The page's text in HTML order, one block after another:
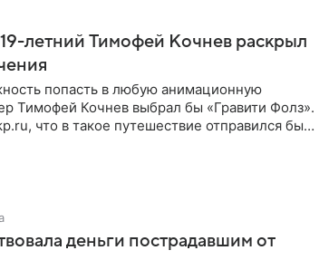
летний Тимофей Кочнев раскрыл
попасть в любую анимационную
Тимофей Кочнев выбрал бы «Гравити Фолз».
что в такое путешествие отправился бы
деньги пострадавшим от